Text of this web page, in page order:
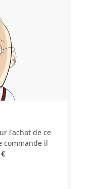
l'achat de ce
commande il